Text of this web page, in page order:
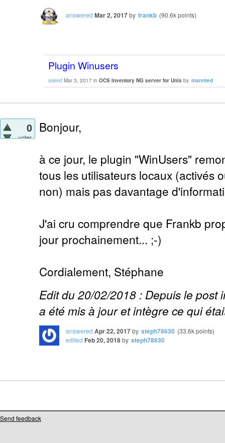
answered Mar 2, 2017by frankb (90.6kpoints)
Plugin Winusers
asked Mar 3, 2017 in OCS Inventory NG server for Unix by maretted
0
votes
Bonjour,
à ce jour, le plugin "WinUsers"
tous les utilisateurs locaux (activés
non) mais pas davantage
J'ai cru comprendre que Frankb
jour prochainement... ;-)
Cordialement, Stéphane
Edit du 20/02/2018 : Depuis le post
a été mis à jour et intègre ce qui
answered Apr 22, 2017by steph78630 (33.6kpoints)
edited Feb 20, 2018by steph78630
Send feedback